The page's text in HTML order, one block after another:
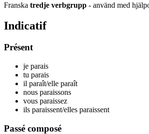
Franska tredje verbgrupp - använd med
Indicatif
Présent
je parais
tu parais
il paraît/elle paraît
nous paraissons
vous paraissez
ils paraissent/elles paraissent
Passé composé